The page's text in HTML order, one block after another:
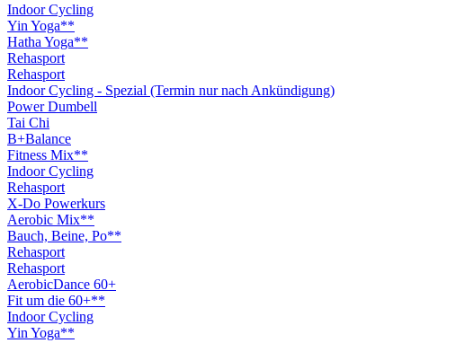
Indoor Cycling
Yin Yoga**
Hatha Yoga**
Rehasport
Rehasport
Indoor Cycling - Spezial (Termin nur nach Ankündigung)
Power Dumbell
Tai Chi
B+Balance
Fitness Mix**
Indoor Cycling
Rehasport
X-Do Powerkurs
Aerobic Mix**
Bauch, Beine, Po**
Rehasport
Rehasport
AerobicDance 60+
Fit um die 60+**
Indoor Cycling
Yin Yoga**